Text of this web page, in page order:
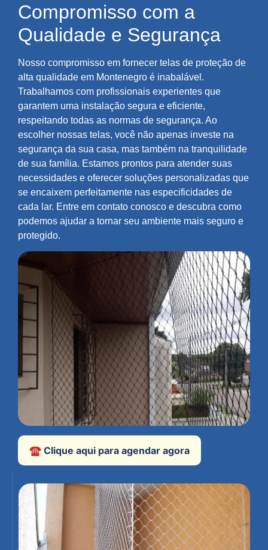
Compromisso com a
Qualidade e Segurança
Nosso compromisso em fornecer telas de proteção de
alta qualidade em Montenegro é inabalável.
Trabalhamos com profissionais experientes que
garantem uma instalação segura e eficiente,
respeitando todas as normas de segurança. Ao
escolher nossas telas, você não apenas investe na
segurança da sua casa, mas também na tranquilidade
de sua família. Estamos prontos para atender suas
necessidades e oferecer soluções personalizadas que
se encaixem perfeitamente nas especificidades de
cada lar. Entre em contato conosco e descubra como
podemos ajudar a tornar seu ambiente mais seguro e
protegido.
☎️ Clique aqui para agendar agora